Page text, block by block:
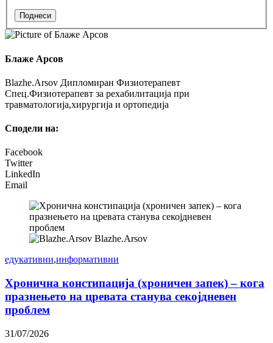
Поднеси
Блаже Арсов
Blazhe.Arsov Дипломиран Физиотерапевт
Спец.Физиотерапевт за рехабилитација при
травматологија,хирургија и ортопедија
Сподели на:
Facebook
Twitter
LinkedIn
Email
Blazhe.Arsov
едукативни,информативни
Хронична констипација (хроничен запек) – кога
празнењето на цревата станува секојдневен
проблем
31/07/2026